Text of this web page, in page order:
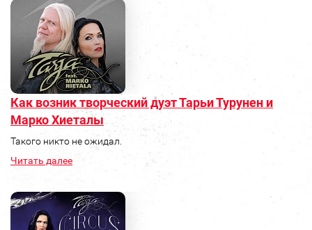
Как возник творческий дуэт Тарьи Турунен и
Марко Хиеталы
Такого никто не ожидал.
Читать далее